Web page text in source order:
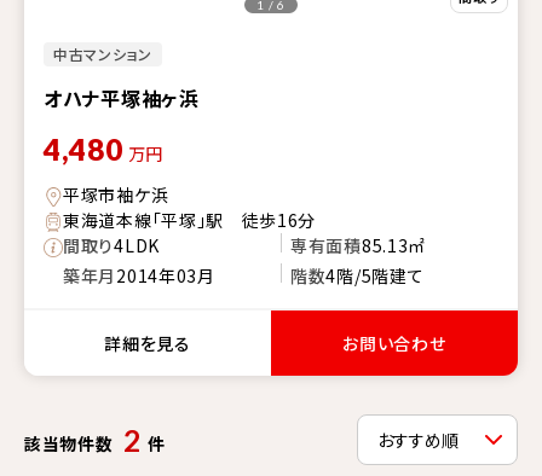
中古マンション
オハナ平塚袖ヶ浜
1 / 6
4,480 万円
平塚市袖ケ浜
東海道本線「平塚」駅 徒歩16分
間取り4LDK 専有面積85.13㎡
築年月 2014年03月 階数4階/5階建て
詳細を見る お問い合わせ
該当物件数 2 件